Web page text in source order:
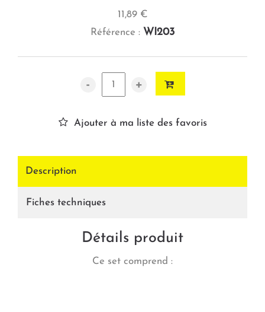
11,89 €
Référence : WI203
- +
Ajouter à ma liste des favoris
Description
Fiches techniques
Détails produit
Ce set comprend :